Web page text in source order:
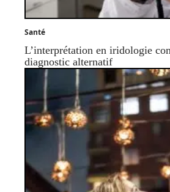
Santé
L’interprétation en iridologie
diagnostic alternatif